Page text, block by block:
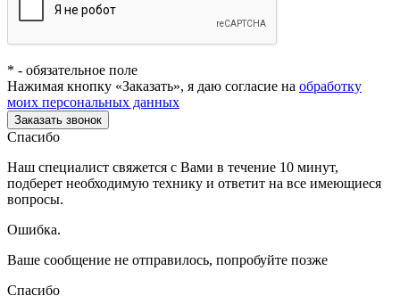
* - обязательное поле
Нажимая кнопку «Заказать», я даю согласие на обработку
моих персональных данных
Заказать звонок
Спасибо
Наш специалист свяжется с Вами в течение 10 минут,
подберет необходимую технику и ответит на все имеющиеся
вопросы.
Ошибка.
Ваше сообщение не отправилось, попробуйте позже
Спасибо